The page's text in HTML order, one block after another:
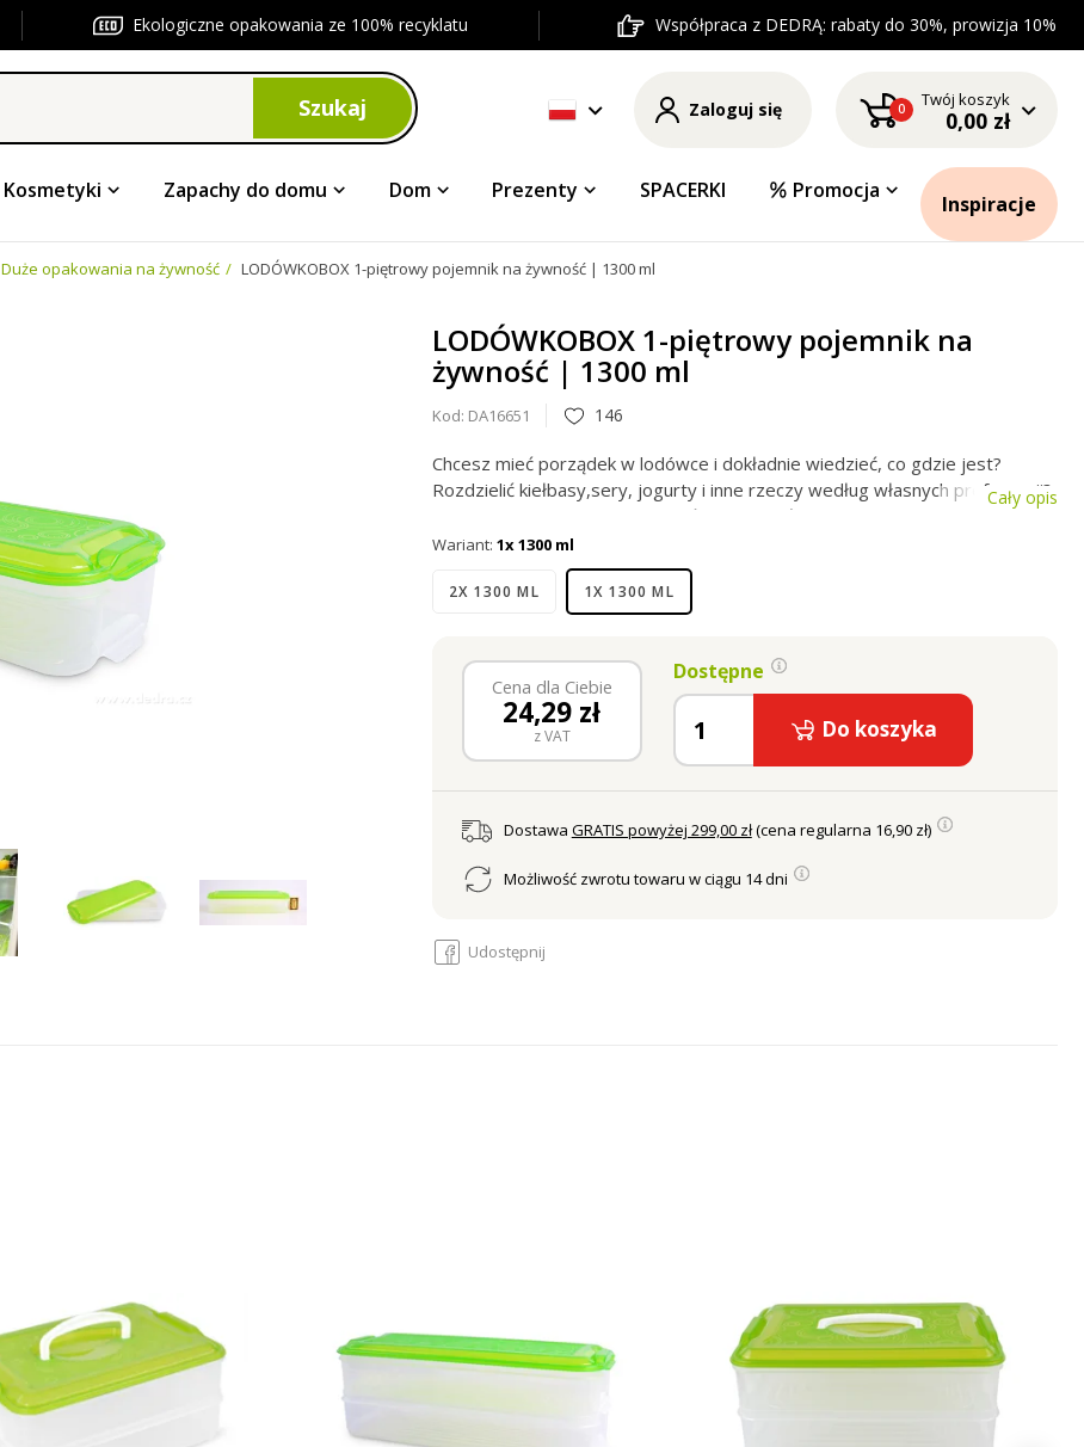
Ekologiczne opakowania ze 100% recyklatu Współpraca z DEDRĄ: rabaty do 30%, prowizja 10%
Szukaj Zaloguj się 0 Twój koszyk
0,00 zł
Kosmetyki Zapachy do domu Dom Prezenty SPACERKI Promocja
Inspiracje
Duże opakowania na żywność LODÓWKOBOX 1-piętrowy pojemnik na żywność | 1300 ml
LODÓWKOBOX 1-piętrowy pojemnik na
żywność | 1300 ml
Kod: DA16651 146
Chcesz mieć porządek w lodówce i dokładnie wiedzieć, co gdzie jest?
Rozdzielić kiełbasy,sery, jogurty i inne rzeczy według własnych preferencji?
A może po prostu zorganizować przestrzeń w lodówce?
Niezawodnie pomoże Ci 1-PIĘTROWY BOX, który nada porządek
zawartości Twojej lodówki .
Cały opis
Wariant: 1x 1300 ml
2X 1300 ML 1X 1300 ML
Cena dla Ciebie
24,29 zł
z VAT
Dostępne
Do koszyka
Dostawa GRATIS powyżej 299,00 zł(cena regularna 16,90 zł)
Możliwość zwrotu towaru w ciągu 14 dni
Udostępnij